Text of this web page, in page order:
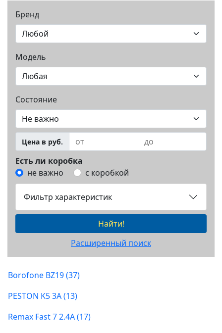
Бренд
Модель
Состояние
Цена в руб.
Есть ли коробка
не важно
с коробкой
Фильтр характеристик
Найти!
Расширенный поиск
Borofone BZ19 (37)
PESTON K5 3A (13)
Remax Fast 7 2.4A (17)